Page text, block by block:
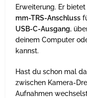
Erweiterung. Er
mm-TRS-Anschluss
USB-C-Ausgang,
deinem Computer
kannst.
Hast du schon mal
zwischen Kamera-
Aufnahmen